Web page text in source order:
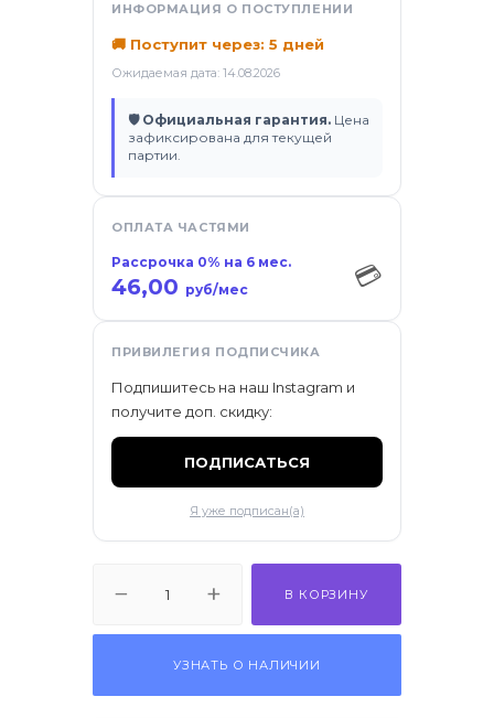
ИНФОРМАЦИЯ О ПОСТУПЛЕНИИ
🚚 Поступит через: 5 дней
Ожидаемая дата: 14.08.2026
🛡 Официальная гарантия. Цена
зафиксирована для текущей
партии.
ОПЛАТА ЧАСТЯМИ
Рассрочка 0% на 6 мес.
46,00 руб/мес 💳
ПРИВИЛЕГИЯ ПОДПИСЧИКА
Подпишитесь на наш Instagram и
получите доп. скидку:
ПОДПИСАТЬСЯ
Я уже подписан(а)
В КОРЗИНУ
УЗНАТЬ О НАЛИЧИИ